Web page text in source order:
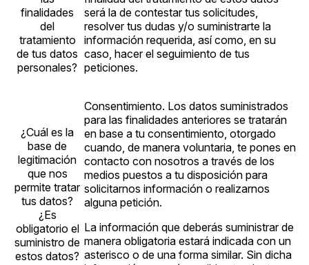
finalidades
del
tratamiento
de tus datos
personales?
será la de contestar tus solicitudes,
resolver tus dudas y/o suministrarte la
información requerida, así como, en su
caso, hacer el seguimiento de tus
peticiones.
¿Cuál es la
base de
legitimación
que nos
permite tratar
tus datos?
¿Es
obligatorio el
suministro de
estos datos?
Consentimiento. Los datos suministrados
para las finalidades anteriores se tratarán
en base a tu consentimiento, otorgado
cuando, de manera voluntaria, te pones en
contacto con nosotros a través de los
medios puestos a tu disposición para
solicitarnos información o realizarnos
alguna petición.
La información que deberás suministrar de
manera obligatoria estará indicada con un
asterisco o de una forma similar. Sin dicha